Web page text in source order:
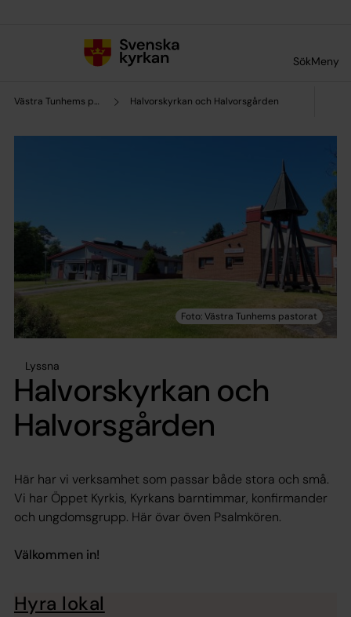
SökMeny
Västra Tunhems pastorat Halvorskyrkan och Halvorsgården
Lyssna
Halvorskyrkan och
Halvorsgården
Här har vi verksamhet som passar både stora och små.
Vi har Öppet Kyrkis, Kyrkans barntimmar, konfirmander
och ungdomsgrupp. Här övar öven Psalmkören.
Välkommen in!
Hyra lokal